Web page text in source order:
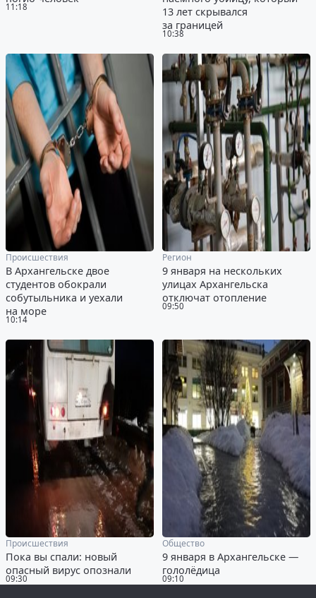
11:18
10:38
13 лет скрывался
за границей
10:14
Происшествия
В Архангельске двое
студентов обокрали
собутыльника и уехали
на море
09:50
Регион
9 января на нескольких
улицах Архангельска
отключат отопление
09:30
Происшествия
Пока вы спали: новый
опасный вирус опознали
09:10
Общество
9 января в Архангельске —
гололёдица